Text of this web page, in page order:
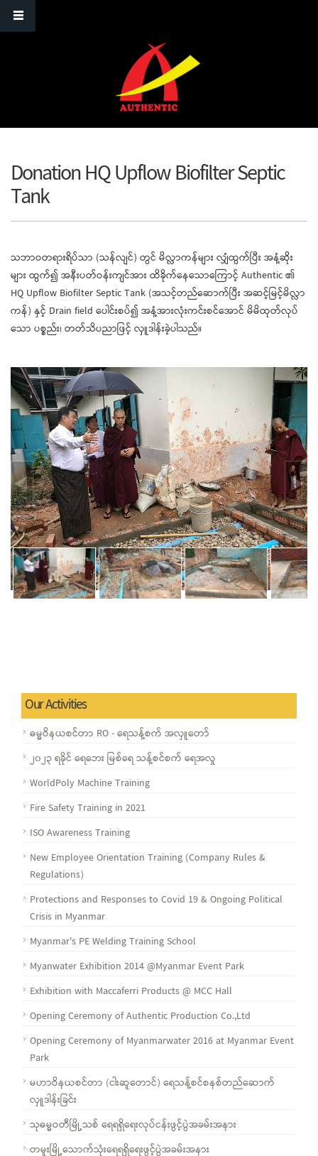
Donation HQ Upflow Biofilter Septic
Tank
သဘာဝတရားရိပ်သာ (သန်လျင်) တွင် မိလ္လာကန်များ လျှံထွက်ပြီး အနံ့ဆိုး
များ ထွက်၍ အနီးပတ်ဝန်းကျင်အား ထိခိုက်နေသောကြောင့် Authentic ၏
HQ Upflow Biofilter Septic Tank (အသင့်တည်ဆောက်ပြီး အဆင့်မြင့်မိလ္လာ
ကန်) နှင့် Drain field ပေါင်းစပ်၍ အနံ့အားလုံးကင်းစင်အောင် မိမိထုတ်လုပ်
သော ပစ္စည်း၊ တတ်သိပညာဖြင့် လှူဒါန်းခဲ့ပါသည်။
Our Activities
ဓမ္မဝိနယစင်တာ RO - ရေသန့်စက် အလှူတော်
၂၀၂၃ ရခိုင် ရေဘေး မြစ်ရေ သန့်စင်စက် ရေအလှု
WorldPoly Machine Training
Fire Safety Training in 2021
ISO Awareness Training
New Employee Orientation Training (Company Rules &
Regulations)
Protections and Responses to Covid 19 & Ongoing Political
Crisis in Myanmar
Myanmar's PE Welding Training School
Myanwater Exhibition 2014 @Myanmar Event Park
Exhibition with Maccaferri Products @ MCC Hall
Opening Ceremony of Authentic Production Co.,Ltd
Opening Ceremony of Myanmarwater 2016 at Myanmar Event
Park
မဟာဝိနယစင်တာ (ငါးဆူတောင်) ရေသန့်စင်စနစ်တည်ဆောက်
လှူဒါန်းခြင်း
သုဓမ္မဝတီမြို့သစ် ရေရရှိရေးလုပ်ငန်းဖွင့်ပွဲအခမ်းအနား
တမူးမြို့သောက်သုံးရေရရှိရေးဖွင့်ပွဲအခမ်းအနား